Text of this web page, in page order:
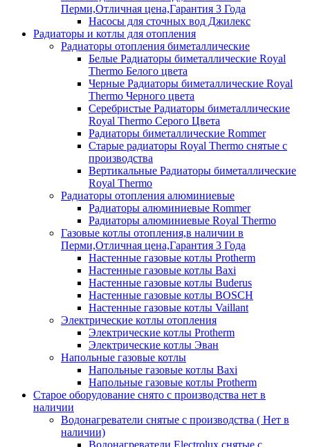
Перми,Отличная цена,Гарантия 3 Года
Насосы для сточных вод Джилекс
Радиаторы и котлы для отопления
Радиаторы отопления биметаллические
Белые Радиаторы биметаллические Royal
Thermo Белого цвета
Черные Радиаторы биметаллические Royal
Thermo Черного цвета
Серебристые Радиаторы биметаллические
Royal Thermo Серого Цвета
Радиаторы биметаллические Rommer
Старые радиаторы Royal Thermo снятые с
производства
Вертикальные Радиаторы биметаллические
Royal Thermo
Радиаторы отопления алюминиевые
Радиаторы алюминиевые Rommer
Радиаторы алюминиевые Royal Thermo
Газовые котлы отопления,в наличии в
Перми,Отличная цена,Гарантия 3 Года
Настенные газовые котлы Protherm
Настенные газовые котлы Baxi
Настенные газовые котлы Buderus
Настенные газовые котлы BOSCH
Настенные газовые котлы Vaillant
Электрические котлы отопления
Электрические котлы Protherm
Электрические котлы Эван
Напольные газовые котлы
Напольные газовые котлы Baxi
Напольные газовые котлы Protherm
Старое оборудование снято с производства нет в
наличии
Водонагреватели снятые с производства ( Нет в
наличии)
Водонагреватели Electrolux снятые с